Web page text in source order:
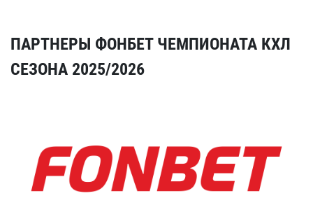
ПАРТНЕРЫ ФОНБЕТ ЧЕМПИОНАТА КХЛ
СЕЗОНА 2025/2026